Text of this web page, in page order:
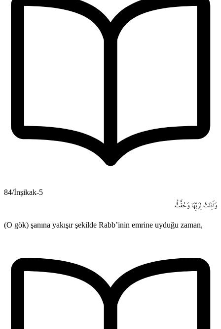
84/İnşikak-5
وَاَذِنَتْ لِرَبِّهَا وَحُقَّتْۜ
(O gök) şanına yakışır şekilde Rabb’inin emrine uyduğu zaman,